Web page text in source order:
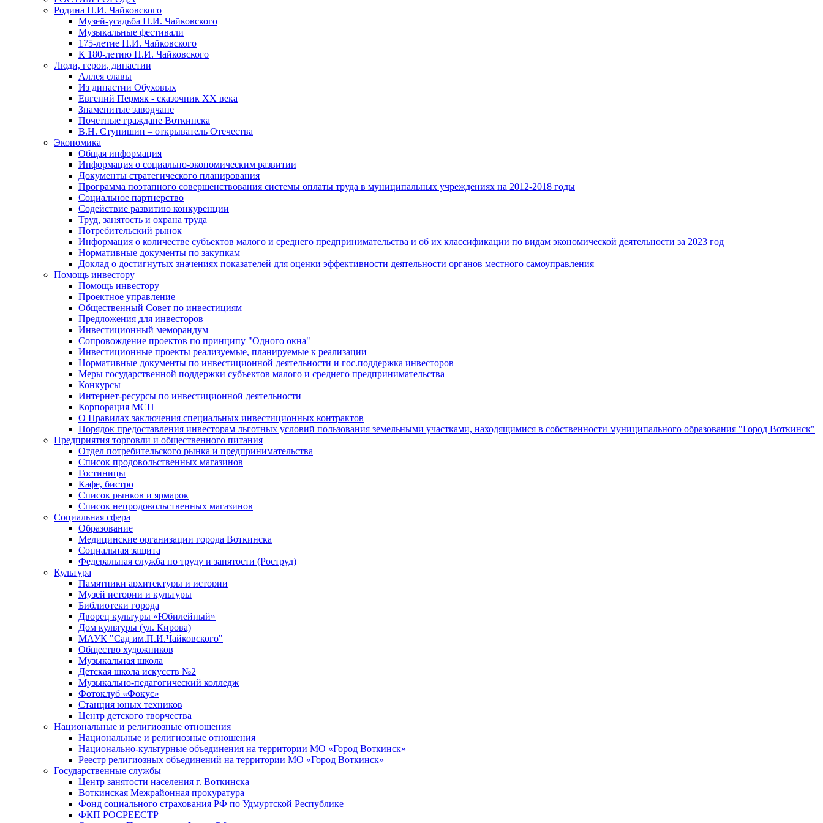
Родина П.И. Чайковского
Музей-усадьба П.И. Чайковского
Музыкальные фестивали
175-летие П.И. Чайковского
К 180-летию П.И. Чайковского
Люди, герои, династии
Аллея славы
Из династии Обуховых
Евгений Пермяк - сказочник XX века
Знаменитые заводчане
Почетные граждане Воткинска
В.Н. Ступишин – открыватель Отечества
Экономика
Общая информация
Информация о социально-экономическим развитии
Документы стратегического планирования
Программа поэтапного совершенствования системы оплаты труда в муниципальных учреждениях на 2012-2018 годы
Социальное партнерство
Содействие развитию конкуренции
Труд, занятость и охрана труда
Потребительский рынок
Информация о количестве субъектов малого и среднего предпринимательства и об их классификации по видам экономической деятельности за 2023 год
Нормативные документы по закупкам
Доклад о достигнутых значениях показателей для оценки эффективности деятельности органов местного самоуправления
Помощь инвестору
Помощь инвестору
Проектное управление
Общественный Совет по инвестициям
Предложения для инвесторов
Инвестиционный меморандум
Сопровождение проектов по принципу "Oдного окна"
Инвестиционные проекты реализуемые, планируемые к реализации
Нормативные документы по инвестиционной деятельности и гос.поддержка инвесторов
Меры государственной поддержки субъектов малого и среднего предпринимательства
Конкурсы
Интернет-ресурсы по инвестиционной деятельности
Корпорация МСП
О Правилах заключения специальных инвестиционных контрактов
Порядок предоставления инвесторам льготных условий пользования земельными участками, находящимися в собственности муниципального образования "Город Воткинск"
Предприятия торговли и общественного питания
Отдел потребительского рынка и предпринимательства
Список продовольственных магазинов
Гостиницы
Кафе, бистро
Cписок рынков и ярмарок
Список непродовольственных магазинов
Социальная сфера
Образование
Медицинские организации города Воткинска
Социальная защита
Федеральная служба по труду и занятости (Роструд)
Культура
Памятники архитектуры и истории
Музей истории и культуры
Библиотеки города
Дворец культуры «Юбилейный»
Дом культуры (ул. Кирова)
МАУК "Сад им.П.И.Чайковского"
Общество художников
Музыкальная школа
Детская школа искусств №2
Музыкально-педагогический колледж
Фотоклуб «Фокус»
Станция юных техников
Центр детского творчества
Национальные и религиозные отношения
Национальные и религиозные отношения
Национально-культурные объединения на территории МО «Город Воткинск»
Реестр религиозных объединений на территории МО «Город Воткинск»
Государственные службы
Центр занятости населения г. Воткинска
Воткинская Межрайонная прокуратура
Фонд социального страхования РФ по Удмуртской Республике
ФКП РОСРЕЕСТР